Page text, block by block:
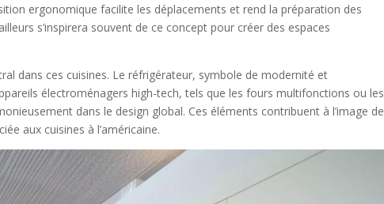
ergonomique facilite les déplacements et rend la préparation des
s’inspirera souvent de ce concept pour créer des espaces
dans ces cuisines. Le réfrigérateur, symbole de modernité et
électroménagers high-tech, tels que les fours multifonctions ou les
dans le design global. Ces éléments contribuent à l’image de
aux cuisines à l’américaine.